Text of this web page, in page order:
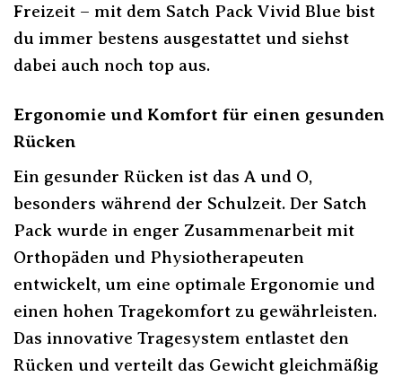
Freizeit – mit dem Satch Pack Vivid Blue bist
du immer bestens ausgestattet und siehst
dabei auch noch top aus.
Ergonomie und Komfort für einen gesunden
Rücken
Ein gesunder Rücken ist das A und O,
besonders während der Schulzeit. Der Satch
Pack wurde in enger Zusammenarbeit mit
Orthopäden und Physiotherapeuten
entwickelt, um eine optimale Ergonomie und
einen hohen Tragekomfort zu gewährleisten.
Das innovative Tragesystem entlastet den
Rücken und verteilt das Gewicht gleichmäßig